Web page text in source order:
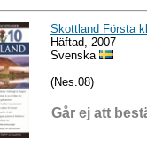
Skottland Första
Häftad, 2007
Svenska
(Nes.08)
Går ej att